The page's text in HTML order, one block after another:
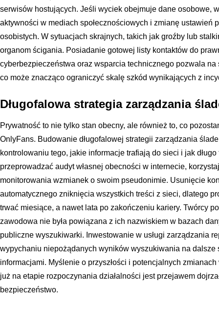
serwisów hostujących. Jeśli wyciek obejmuje dane osobowe,
aktywności w mediach społecznościowych i zmianę ustawień
osobistych. W sytuacjach skrajnych, takich jak groźby lub
organom ścigania. Posiadanie gotowej listy kontaktów do
cyberbezpieczeństwa oraz wsparcia technicznego pozwala
co może znacząco ograniczyć skalę szkód wynikających z
Długofalowa strategia zarządzania
Prywatność to nie tylko stan obecny, ale również to, co
OnlyFans. Budowanie długofalowej strategii zarządzania
kontrolowaniu tego, jakie informacje trafiają do sieci i jak
przeprowadzać audyt własnej obecności w internecie,
monitorowania wzmianek o swoim pseudonimie. Usunięcie
automatycznego zniknięcia wszystkich treści z sieci, dlatego
trwać miesiące, a nawet lata po zakończeniu kariery. Twórcy
zawodowa nie była powiązana z ich nazwiskiem w bazach
publiczne wyszukiwarki. Inwestowanie w usługi zarządzania
wypychaniu niepożądanych wyników wyszukiwania na dalsze
informacjami. Myślenie o przyszłości i potencjalnych
już na etapie rozpoczynania działalności jest przejawem
bezpieczeństwo.